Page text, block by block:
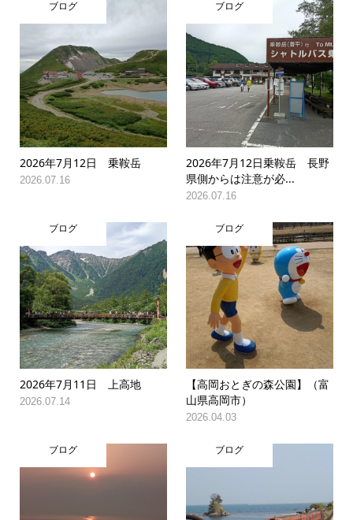
ブログ
2026年7月12日 乗鞍岳
2026.07.16
ブログ
2026年7月12日乗鞍岳 長野
県側からは注意が必...
2026.07.16
ブログ
2026年7月11日 上高地
2026.07.14
ブログ
【高岡おとぎの森公園】（富
山県高岡市）
2026.04.03
ブログ ブログ